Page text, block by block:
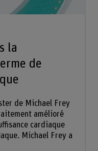
la
de
de Michael Frey
amélioré
cardiaque
Michael Frey a